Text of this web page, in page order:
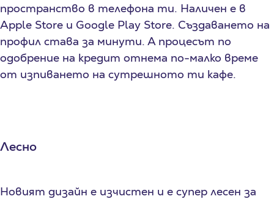
пространство в телефона ти. Наличен е в
Apple Store и Google Play Store. Създаването на
профил става за минути. А процесът по
одобрение на кредит отнема по-малко време
от изпиването на сутрешното ти кафе.
Лесно
Новият дизайн е изчистен и e супер лесен за